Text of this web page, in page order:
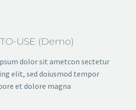
TO-USE (Demo)
dolor sit ametcon sectetur
elit, sed doiusmod tempor
et dolore magna